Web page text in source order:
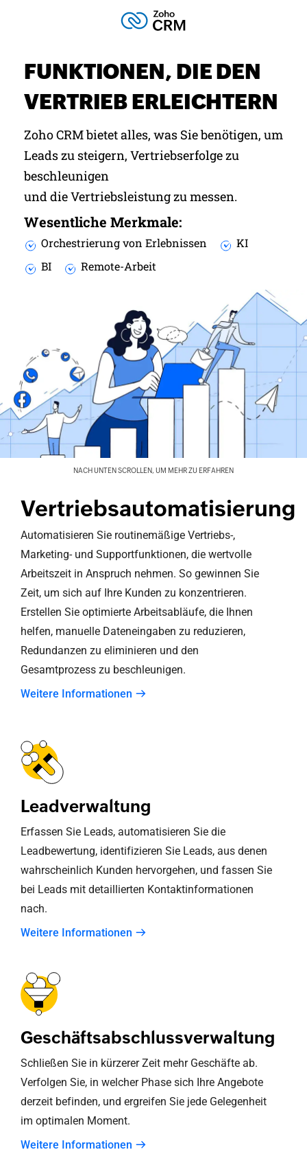
FUNKTIONEN, DIE DEN
VERTRIEB ERLEICHTERN
Zoho CRM bietet alles, was Sie benötigen, um
Leads zu steigern, Vertriebserfolge zu
beschleunigen
und die Vertriebsleistung zu messen.
Wesentliche Merkmale:
Orchestrierung von Erlebnissen
KI
BI
Remote-Arbeit
NACH UNTEN SCROLLEN, UM MEHR ZU ERFAHREN
Vertriebsautomatisierung
Automatisieren Sie routinemäßige Vertriebs-,
Marketing- und Supportfunktionen, die wertvolle
Arbeitszeit in Anspruch nehmen. So gewinnen Sie
Zeit, um sich auf Ihre Kunden zu konzentrieren.
Erstellen Sie optimierte Arbeitsabläufe, die Ihnen
helfen, manuelle Dateneingaben zu reduzieren,
Redundanzen zu eliminieren und den
Gesamtprozess zu beschleunigen.
Weitere Informationen
Leadverwaltung
Erfassen Sie Leads, automatisieren Sie die
Leadbewertung, identifizieren Sie Leads, aus denen
wahrscheinlich Kunden hervorgehen, und fassen Sie
bei Leads mit detaillierten Kontaktinformationen
nach.
Weitere Informationen
Geschäftsabschlussverwaltung
Schließen Sie in kürzerer Zeit mehr Geschäfte ab.
Verfolgen Sie, in welcher Phase sich Ihre Angebote
derzeit befinden, und ergreifen Sie jede Gelegenheit
im optimalen Moment.
Weitere Informationen